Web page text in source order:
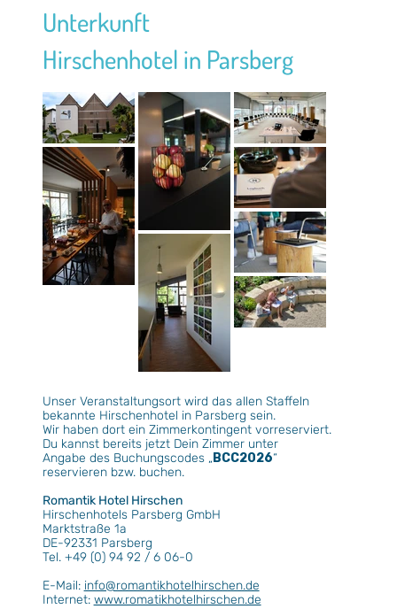
Unterkunft
Hirschenhotel in Parsberg
Unser Veranstaltungsort wird das allen Staffeln
bekannte Hirschenhotel in Parsberg sein.
Wir haben dort ein Zimmerkontingent vorreserviert.
Du kannst bereits jetzt Dein Zimmer unter
Angabe des Buchungscodes „ BCC2026“
reservieren bzw. buchen.
Romantik Hotel Hirschen
Hirschenhotels Parsberg GmbH
Marktstraße 1a
DE-92331 Parsberg
Tel. +49 (0) 94 92 / 6 06-0
E-Mail: info@romantikhotelhirschen.de
Internet: www.romatikhotelhirschen.de